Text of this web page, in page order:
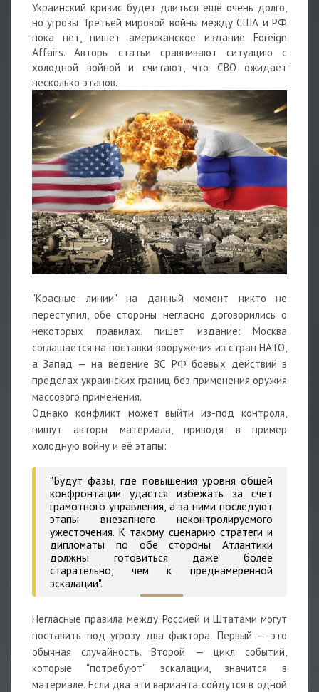
Украинский кризис будет длиться ещё очень долго,
но угрозы Третьей мировой войны между США и РФ
пока нет, пишет американское издание Foreign
Affairs. Авторы статьи сравнивают ситуацию с
холодной войной и считают, что СВО ожидает
несколько этапов.
"Красные линии" на данный момент никто не
переступил, обе стороны негласно договорились о
некоторых правилах, пишет издание: Москва
соглашается на поставки вооружения из стран НАТО,
а Запад — на ведение ВС РФ боевых действий в
пределах украинских границ без применения оружия
массового применения.
Однако конфликт может выйти из-под контроля,
пишут авторы материала, приводя в пример
холодную войну и её этапы:
"Будут фазы, где повышения уровня общей
конфронтации удастся избежать за счёт
грамотного управления, а за ними последуют
этапы внезапного неконтролируемого
ужесточения. К такому сценарию стратеги и
дипломаты по обе стороны Атлантики
должны готовиться даже более
старательно, чем к преднамеренной
эскалации".
Негласные правила между Россией и Штатами могут
поставить под угрозу два фактора. Первый — это
обычная случайность. Второй — цикл событий,
которые "потребуют" эскалации, значится в
материале. Если два эти варианта сойдутся в одной